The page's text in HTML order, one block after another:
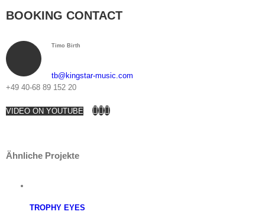
BOOKING CONTACT
Timo Birth
tb@kingstar-music.com
+49 40-68 89 152 20
VIDEO ON YOUTUBE
Ähnliche Projekte
TROPHY EYES